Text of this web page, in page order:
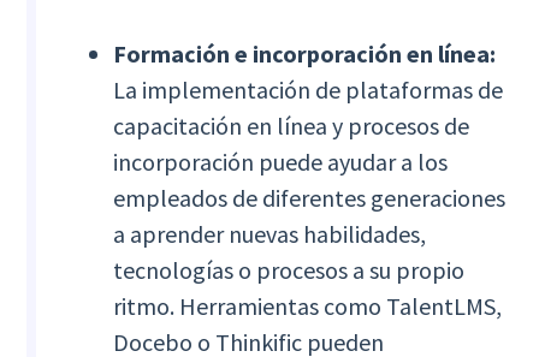
Formación e incorporación en línea:
La implementación de plataformas de
capacitación en línea y procesos de
incorporación puede ayudar a los
empleados de diferentes generaciones
a aprender nuevas habilidades,
tecnologías o procesos a su propio
ritmo. Herramientas como TalentLMS,
Docebo o Thinkific pueden